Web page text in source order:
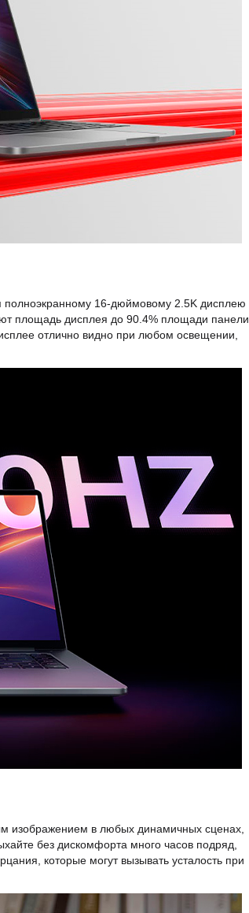
полноэкранному 16-дюймовому 2.5K дисплею
площадь дисплея до 90.4% площади панели,
отлично видно при любом освещении,
изображением в любых динамичных сценах,
без дискомфорта много часов подряд,
которые могут вызывать усталость при